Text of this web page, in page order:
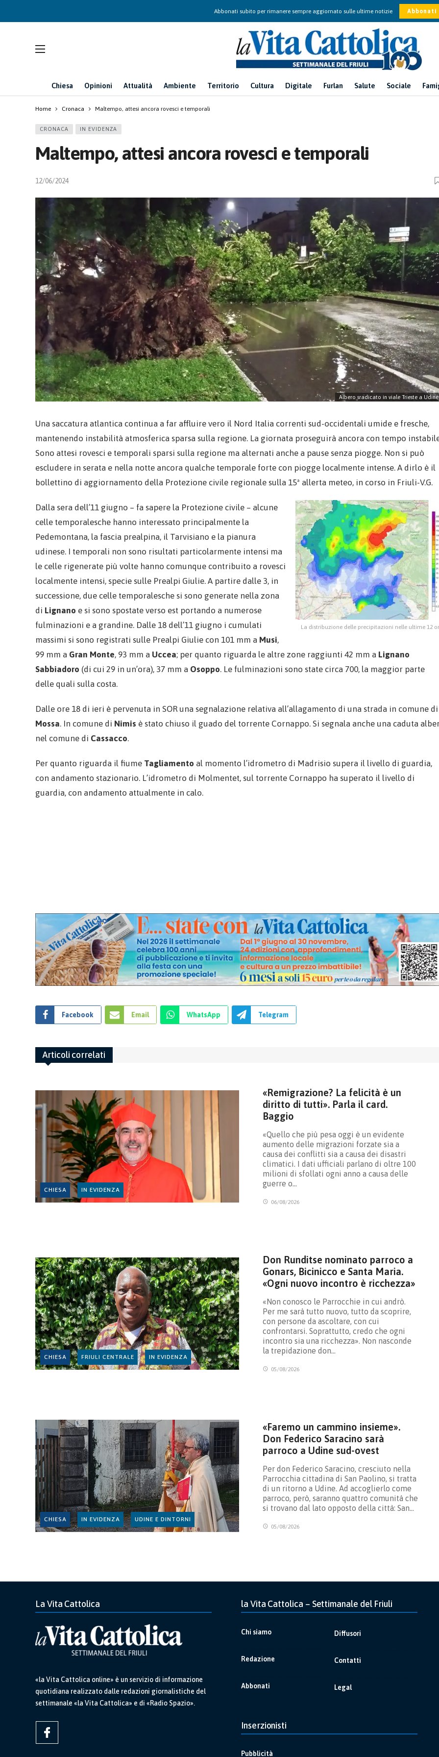
Abbonati subito per rimanere sempre aggiornato sulle ultime notizie Abbonati
Chiesa Opinioni Attualità Ambiente Territorio Cultura Digitale Furlan Salute Sociale
Home Cronaca Maltempo, attesi ancora rovesci e temporali
CRONACA IN EVIDENZA
Maltempo, attesi ancora rovesci e temporali
12/06/2024
Albero sradicato in viale Trieste a Udine
Una saccatura atlantica continua a far affluire vero il Nord Italia correnti sud-occidentali umide e fresche,
mantenendo instabilità atmosferica sparsa sulla regione. La giornata proseguirà ancora con tempo
Sono attesi rovesci e temporali sparsi sulla regione ma alternati anche a pause senza piogge. Non si può
escludere in serata e nella notte ancora qualche temporale forte con piogge localmente intense. A dirlo è il
bollettino di aggiornamento della Protezione civile regionale sulla 15ª allerta meteo, in corso in Friuli-V.G.
La distribuzione delle precipitazioni nelle ultime 12
Dalla sera dell’11 giugno – fa sapere la Protezione civile – alcune
celle temporalesche hanno interessato principalmente la
Pedemontana, la fascia prealpina, il Tarvisiano e la pianura
udinese. I temporali non sono risultati particolarmente intensi ma
le celle rigenerate più volte hanno comunque contribuito a rovesci
localmente intensi, specie sulle Prealpi Giulie. A partire dalle 3, in
successione, due celle temporalesche si sono generate nella zona
di Lignano e si sono spostate verso est portando a numerose
fulminazioni e a grandine. Dalle 18 dell’11 giugno i cumulati
massimi si sono registrati sulle Prealpi Giulie con 101 mm a Musi,
99 mm a Gran Monte, 93 mm a Uccea; per quanto riguarda le altre zone raggiunti 42 mm a Lignano
Sabbiadoro (di cui 29 in un’ora), 37 mm a Osoppo. Le fulminazioni sono state circa 700, la maggior parte
delle quali sulla costa.
Dalle ore 18 di ieri è pervenuta in SOR una segnalazione relativa all’allagamento di una strada in comune di
Mossa. In comune di Nimis è stato chiuso il guado del torrente Cornappo. Si segnala anche una caduta
nel comune di Cassacco.
Per quanto riguarda il fiume Tagliamento al momento l’idrometro di Madrisio supera il livello di guardia,
con andamento stazionario. L’idrometro di Molmentet, sul torrente Cornappo ha superato il livello di
guardia, con andamento attualmente in calo.
Facebook Email WhatsApp Telegram
Articoli correlati
CHIESA IN EVIDENZA
«Remigrazione? La felicità è un
diritto di tutti». Parla il card.
Baggio
«Quello che più pesa oggi è un evidente
aumento delle migrazioni forzate sia a
causa dei conflitti sia a causa dei disastri
climatici. I dati ufficiali parlano di oltre 100
milioni di sfollati ogni anno a causa delle
guerre o…
06/08/2026
CHIESA FRIULI CENTRALE IN EVIDENZA
Don Runditse nominato parroco a
Gonars, Bicinicco e Santa Maria.
«Ogni nuovo incontro è ricchezza»
«Non conosco le Parrocchie in cui andrò.
Per me sarà tutto nuovo, tutto da scoprire,
con persone da ascoltare, con cui
confrontarsi. Soprattutto, credo che ogni
incontro sia una ricchezza». Non nasconde
la trepidazione don…
05/08/2026
CHIESA IN EVIDENZA UDINE E DINTORNI
«Faremo un cammino insieme».
Don Federico Saracino sarà
parroco a Udine sud-ovest
Per don Federico Saracino, cresciuto nella
Parrocchia cittadina di San Paolino, si tratta
di un ritorno a Udine. Ad accoglierlo come
parroco, però, saranno quattro comunità che
si trovano dal lato opposto della città: San…
05/08/2026
La Vita Cattolica
«la Vita Cattolica online» è un servizio di informazione
quotidiana realizzato dalle redazioni giornalistiche del
settimanale «la Vita Cattolica» e di «Radio Spazio».
la Vita Cattolica – Settimanale del Friuli
Chi siamo
Redazione
Abbonati
Diffusori
Contatti
Legal
Inserzionisti
Pubblicità